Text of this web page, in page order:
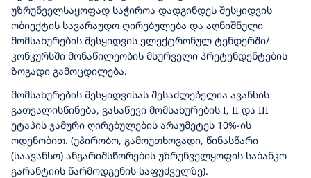
უზრუნველსაყოფად საჭიროა დადგინდეს შესყიდვის
ობიექტის სავარაუდო ღირებულება და აღნიშნული
მომსახურების შესყიდვის ელექტრონულ ტენდერში/
კონკურსში მონაწილეობის მსურველი პრეტენდენტების
ზოგადი გამოცდილება.
მომსახურების შესყიდვისას შესაძლებელია ავანსის
გათვალისწინება, გასაწევი მომსახურების I, II და III
ეტაპის ჯამური ღირებულების არაუმეტეს 10%-ის
ოდენობით. (უპირობო, გამოუთხოვადი, წინასწარი
(საავანსო) ანგარიშსწორების უზრუნველყოფის საბანკო
გარანტიის წარმოდგენის საფუძველზე).